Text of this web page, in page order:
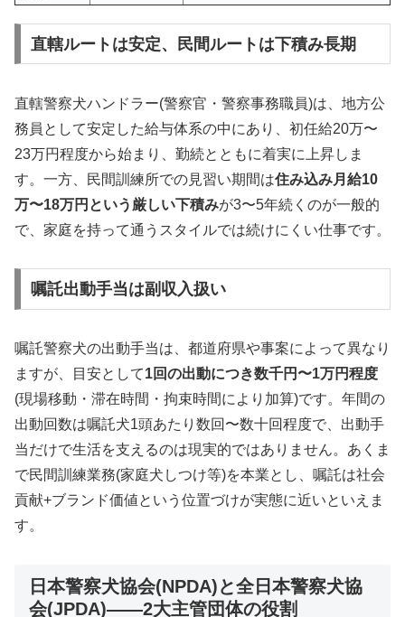
直轄ルートは安定、民間ルートは下積み長期
直轄警察犬ハンドラー(警察官・警察事務職員)は、地方公
務員として安定した給与体系の中にあり、初任給20万〜
23万円程度から始まり、勤続とともに着実に上昇しま
す。一方、民間訓練所での見習い期間は住み込み月給10
万〜18万円という厳しい下積みが3〜5年続くのが一般的
で、家庭を持って通うスタイルでは続けにくい仕事です。
嘱託出動手当は副収入扱い
嘱託警察犬の出動手当は、都道府県や事案によって異なり
ますが、目安として1回の出動につき数千円〜1万円程度
(現場移動・滞在時間・拘束時間により加算)です。年間の
出動回数は嘱託犬1頭あたり数回〜数十回程度で、出動手
当だけで生活を支えるのは現実的ではありません。あくま
で民間訓練業務(家庭犬しつけ等)を本業とし、嘱託は社会
貢献+ブランド価値という位置づけが実態に近いといえま
す。
日本警察犬協会(NPDA)と全日本警察犬協
会(JPDA)——2大主管団体の役割